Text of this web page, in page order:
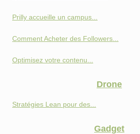
Prilly accueille un campus...
Comment Acheter des Followers...
Optimisez votre contenu...
Drone
Stratégies Lean pour des...
Gadget